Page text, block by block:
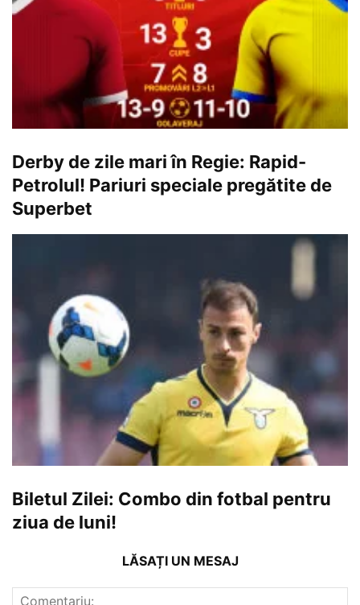
Derby de zile mari în Regie: Rapid-
Petrolul! Pariuri speciale pregătite de
Superbet
Biletul Zilei: Combo din fotbal pentru
ziua de luni!
LĂSAȚI UN MESAJ